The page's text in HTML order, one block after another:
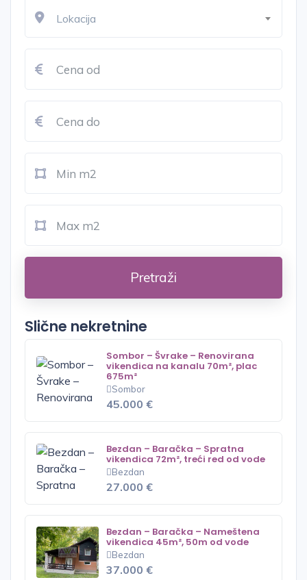
Lokacija
Pretraži
Slične nekretnine
Sombor – Švrake – Renovirana
vikendica na kanalu 70m², plac
675m²
Sombor
45.000 €
Bezdan – Baračka – Spratna
vikendica 72m², treći red od vode
Bezdan
27.000 €
Bezdan – Baračka – Nameštena
vikendica 45m², 50m od vode
Bezdan
37.000 €